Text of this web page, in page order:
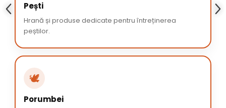
Pești
Hrană și produse dedicate pentru întreținerea
peștilor.
🕊️
Porumbei